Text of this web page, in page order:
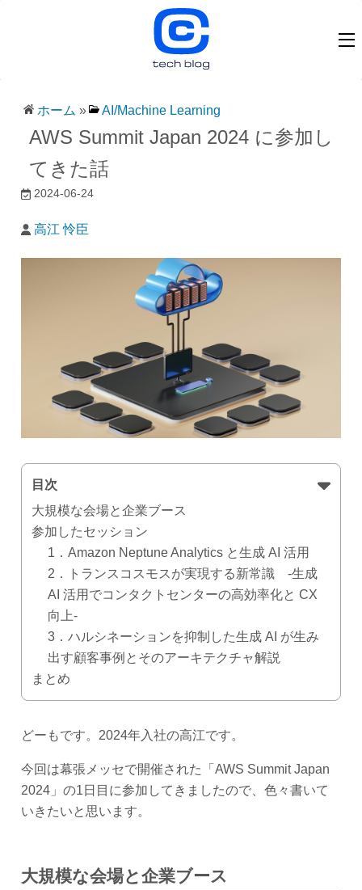
ホーム » AI/Machine Learning
AWS Summit Japan 2024 に参加し
てきた話
2024-06-24
高江 怜臣
目次
大規模な会場と企業ブース
参加したセッション
1．Amazon Neptune Analytics と生成 AI 活用
2．トランスコスモスが実現する新常識 -生成
AI 活用でコンタクトセンターの高効率化と CX
向上-
3．ハルシネーションを抑制した生成 AI が生み
出す顧客事例とそのアーキテクチャ解説
まとめ
どーもです。2024年入社の高江です。
今回は幕張メッセで開催された「AWS Summit Japan
2024」の1日目に参加してきましたので、色々書いて
いきたいと思います。
大規模な会場と企業ブース